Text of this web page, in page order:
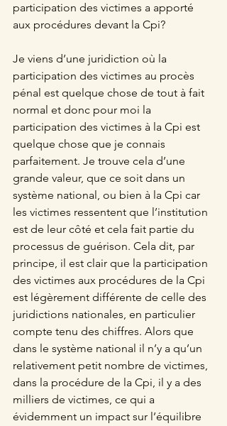
participation des victimes a apporté
aux procédures devant la Cpi?
Je viens d’une juridiction où la
participation des victimes au procès
pénal est quelque chose de tout à fait
normal et donc pour moi la
participation des victimes à la Cpi est
quelque chose que je connais
parfaitement. Je trouve cela d’une
grande valeur, que ce soit dans un
système national, ou bien à la Cpi car
les victimes ressentent que l’institution
est de leur côté et cela fait partie du
processus de guérison. Cela dit, par
principe, il est clair que la participation
des victimes aux procédures de la Cpi
est légèrement différente de celle des
juridictions nationales, en particulier
compte tenu des chiffres. Alors que
dans le système national il n’y a qu’un
relativement petit nombre de victimes,
dans la procédure de la Cpi, il y a des
milliers de victimes, ce qui a
évidemment un impact sur l’équilibre